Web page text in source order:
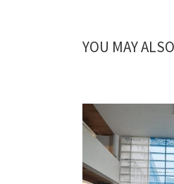
YOU MAY